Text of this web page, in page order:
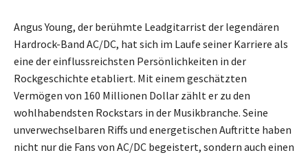
Angus Young, der berühmte Leadgitarrist der legendären
Hardrock-Band AC/DC, hat sich im Laufe seiner Karriere als
eine der einflussreichsten Persönlichkeiten in der
Rockgeschichte etabliert. Mit einem geschätzten
Vermögen von 160 Millionen Dollar zählt er zu den
wohlhabendsten Rockstars in der Musikbranche. Seine
unverwechselbaren Riffs und energetischen Auftritte haben
nicht nur die Fans von AC/DC begeistert, sondern auch einen